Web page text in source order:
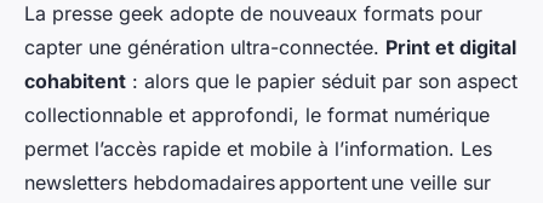
La presse geek adopte de nouveaux formats pour
capter une génération ultra-connectée. Print et digital
cohabitent : alors que le papier séduit par son aspect
collectionnable et approfondi, le format numérique
permet l’accès rapide et mobile à l’information. Les
newsletters hebdomadaires apportent une veille sur